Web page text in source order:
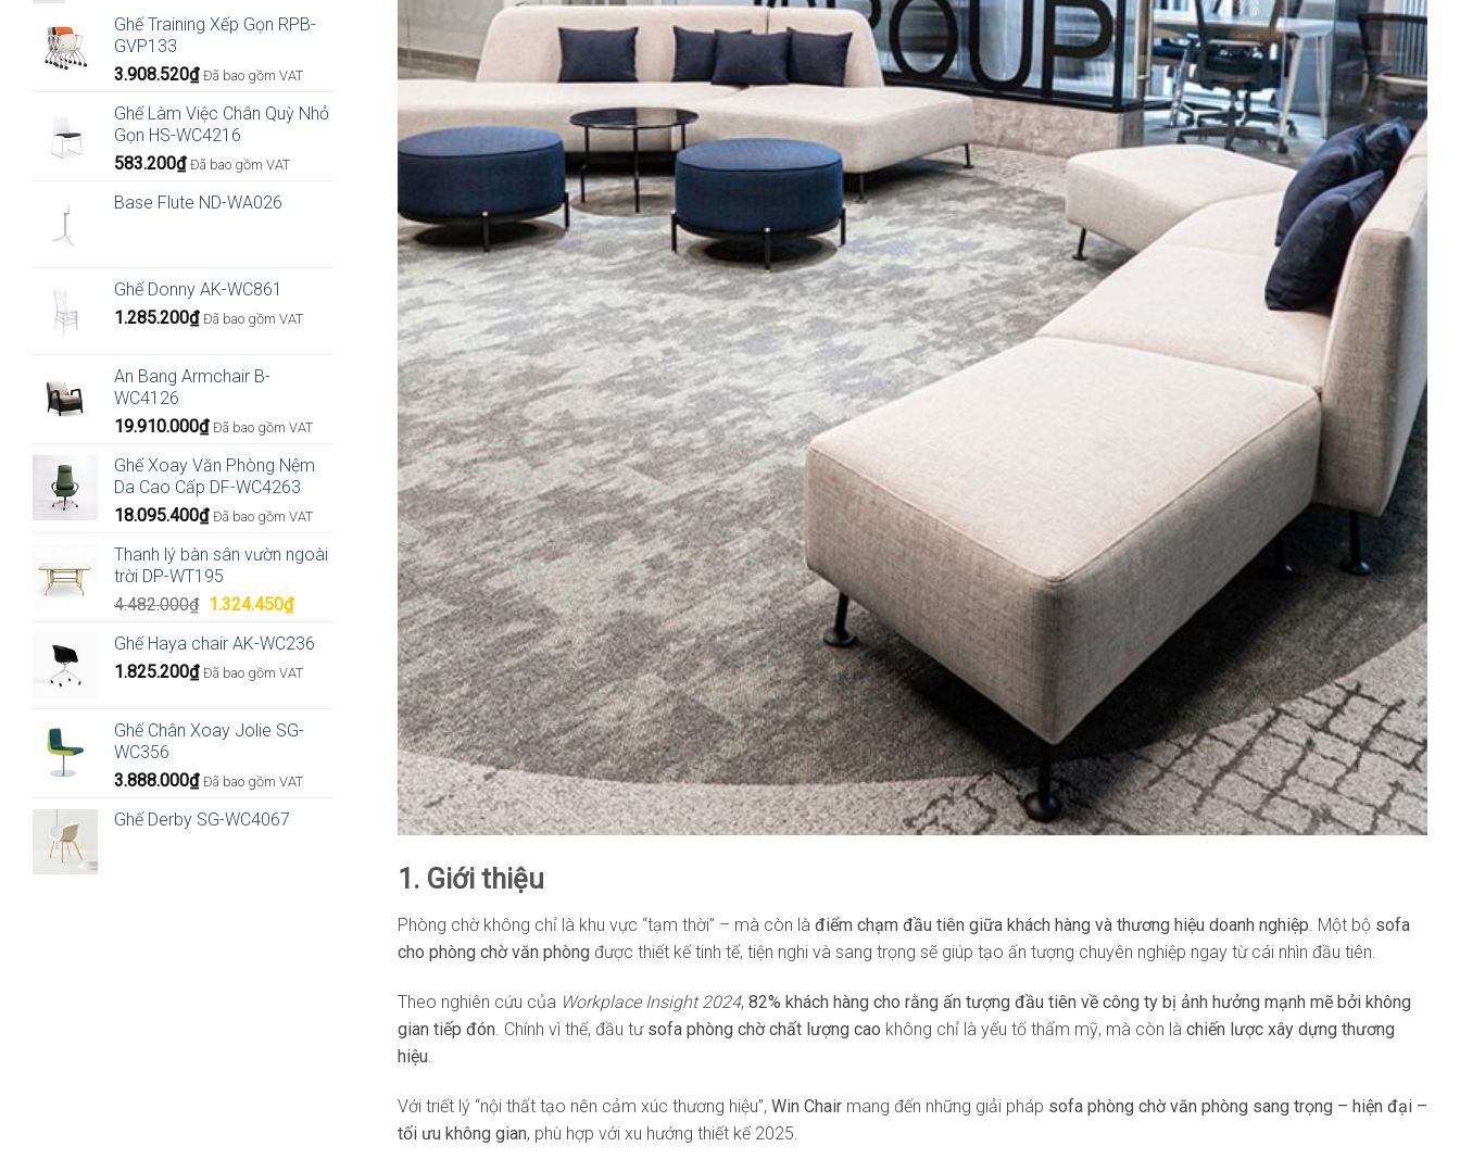
Ghế Training Xếp Gọn RPB-
GVP133
3.908.520₫ Đã bao gồm VAT
Ghế Làm Việc Chân Quỳ Nhỏ
Gọn HS-WC4216
583.200₫ Đã bao gồm VAT
Base Flute ND-WA026
Ghế Donny AK-WC861
1.285.200₫ Đã bao gồm VAT
An Bang Armchair B-
WC4126
19.910.000₫ Đã bao gồm VAT
Ghế Xoay Văn Phòng Nệm
Da Cao Cấp DF-WC4263
18.095.400₫ Đã bao gồm VAT
Thanh lý bàn sân vườn ngoài
trời DP-WT195
4.482.000₫ Giá
là:
4.482.000₫.
1.324.450₫Giá
tại
là:
Ghế Haya chair AK-WC236
1.825.200₫ Đã bao gồm VAT
Ghế Chân Xoay Jolie SG-
WC356
3.888.000₫ Đã bao gồm VAT
Ghế Derby SG-WC4067
1. Giới thiệu
Phòng chờ không chỉ là khu vực “tạm thời” – mà còn là điểm chạm đầu tiên giữa khách hàng và thương hiệu doanh nghiệp. Một bộ sofa
cho phòng chờ văn phòng được thiết kế tinh tế, tiện nghi và sang trọng sẽ giúp tạo ấn tượng chuyên nghiệp ngay từ cái nhìn đầu tiên.
Theo nghiên cứu của Workplace Insight 2024, 82% khách hàng cho rằng ấn tượng đầu tiên về công ty bị ảnh hưởng mạnh mẽ bởi không
gian tiếp đón. Chính vì thế, đầu tư sofa phòng chờ chất lượng cao không chỉ là yếu tố thẩm mỹ, mà còn là chiến lược xây dựng thương
hiệu.
Với triết lý “nội thất tạo nên cảm xúc thương hiệu”, Win Chair mang đến những giải pháp sofa phòng chờ văn phòng sang trọng – hiện đại –
tối ưu không gian, phù hợp với xu hướng thiết kế 2025.